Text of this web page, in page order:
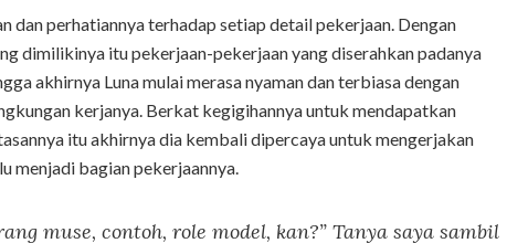
dan perhatiannya terhadap setiap detail pekerjaan. Dengan
dimilikinya itu pekerjaan-pekerjaan yang diserahkan padanya
akhirnya Luna mulai merasa nyaman dan terbiasa dengan
kerjanya. Berkat kegigihannya untuk mendapatkan
itu akhirnya dia kembali dipercaya untuk mengerjakan
menjadi bagian pekerjaannya.
muse, contoh, role model, kan?” Tanya saya sambil